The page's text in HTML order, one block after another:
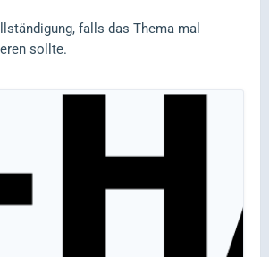
falls das Thema mal
sollte.